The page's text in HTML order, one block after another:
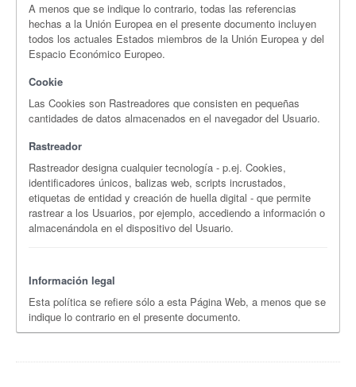
A menos que se indique lo contrario, todas las referencias
hechas a la Unión Europea en el presente documento incluyen
todos los actuales Estados miembros de la Unión Europea y del
Espacio Económico Europeo.
Cookie
Las Cookies son Rastreadores que consisten en pequeñas
cantidades de datos almacenados en el navegador del Usuario.
Rastreador
Rastreador designa cualquier tecnología - p.ej. Cookies,
identificadores únicos, balizas web, scripts incrustados,
etiquetas de entidad y creación de huella digital - que permite
rastrear a los Usuarios, por ejemplo, accediendo a información o
almacenándola en el dispositivo del Usuario.
Información legal
Esta política se refiere sólo a esta Página Web, a menos que se
indique lo contrario en el presente documento.